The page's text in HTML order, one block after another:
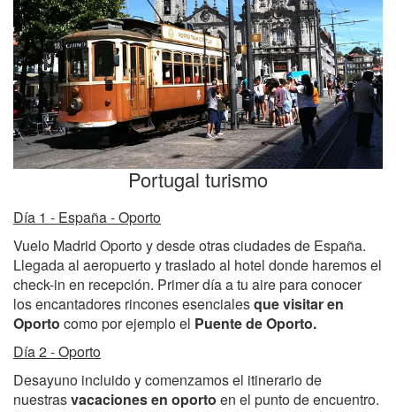
Portugal turismo
Día 1 - España - Oporto
Vuelo Madrid Oporto y desde otras ciudades de España.
Llegada al aeropuerto y traslado al hotel donde haremos el
check-in en recepción. Primer día a tu aire para conocer
los encantadores rincones esencialesque visitar en
Oporto como por ejemplo el Puente de Oporto.
Día 2 - Oporto
Desayuno incluido y comenzamos el itinerario de
nuestrasvacaciones en oporto en el punto de encuentro.